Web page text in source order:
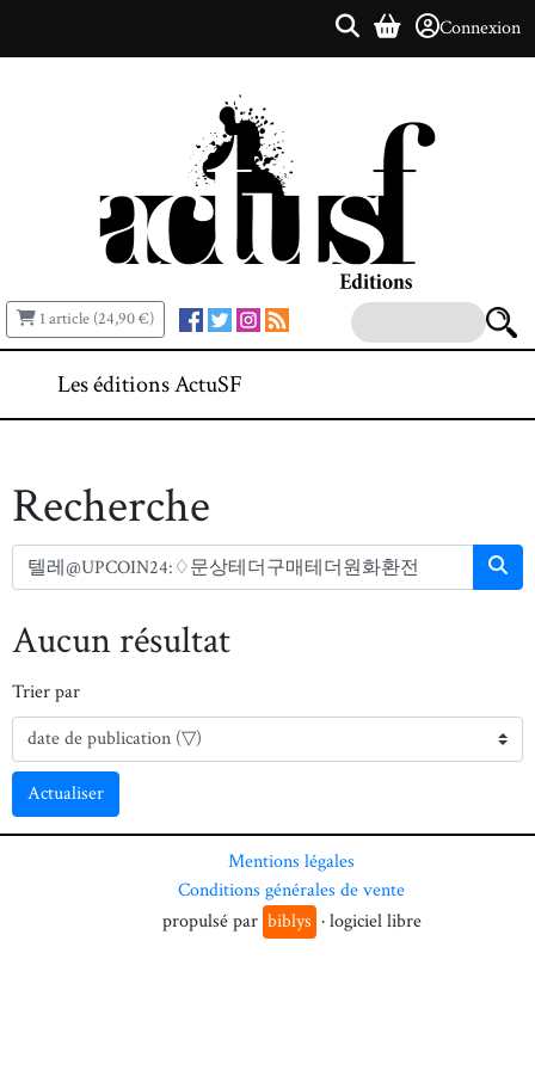
Connexion
1 article (24,90 €)
Les éditions ActuSF
Recherche
Aucun résultat
Trier par
Actualiser
Mentions légales
Conditions générales de vente
propulsé par biblys · logiciel libre